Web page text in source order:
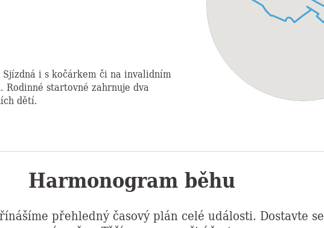
i s kočárkem či na invalidním
Rodinné startovné zahrnuje dva
dětí.
Harmonogram běhu
přehledný časový plán celé události. Dostavte se